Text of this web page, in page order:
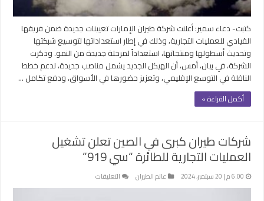
التجارية
مغلقة
كتبت- دعاء سمير: أعلنت شركة طيران الإمارات تعيينات جديدة ضمن فريقها
القيادي للعمليات التجارية، وذلك في إطار استعداداتها لتوسيع شبكتها
وتحديث أسطولها ومنتجاتها، استعداداً لمرحلة جديدة من النمو. وذكرت
الشركة، في بيان، أمس، أن الهيكل الجديد يشمل مناصب جديدة، لدعم خطط
الناقلة في التوسع الإقليمي، وتعزيز حضورها في الأسواق، ودفع تكامل …
أكمل القراءة »
شركات طيران كبرى في الصين تعلن تشغيل
العمليات التجارية للطائرة “سي 919”
6:00 م | 20 سبتمبر، 2024 عالم الطيران التعليقات
شركات